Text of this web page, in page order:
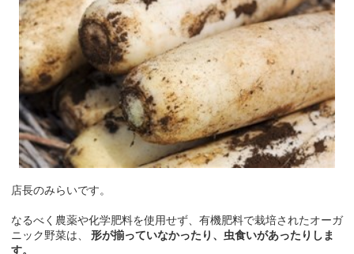
店長のみらいです。
なるべく農薬や化学肥料を使用せず、有機肥料で栽培されたオーガ
ニック野菜は、
形が揃っていなかったり、虫食いがあったりしま
す。